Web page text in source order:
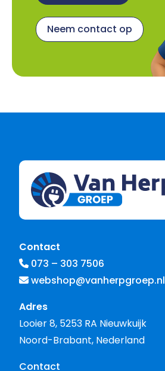
Neem contact op
Contact
073 – 303 7506
webshop@vanherpgroep.nl
Adres
Looier 8, 5253 RA Nieuwkuijk
Noord-Brabant, Nederland
Contact